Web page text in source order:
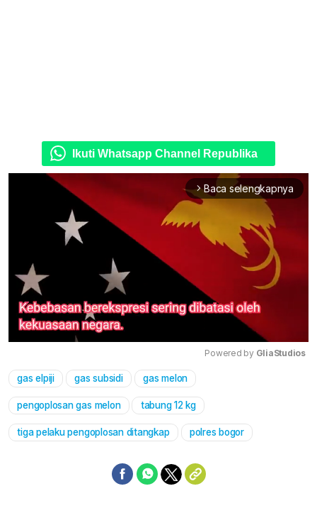
Ikuti Whatsapp Channel Republika
arrow_forward_ios Baca selengkapnya
Powered by GliaStudios
gas elpiji gas subsidi gas melon
pengoplosan gas melon tabung 12 kg
tiga pelaku pengoplosan ditangkap polres bogor